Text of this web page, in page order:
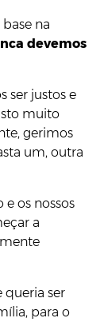
na
devemos
ser justos e
muito
gerimos
um, outra
os nossos
a
ser
para o